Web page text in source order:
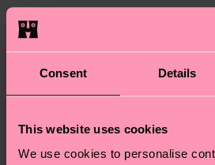
Consent Details
This website uses cookies
We use cookies to personalise
dass es sich hierbei um einen
und die genaue Lieferzeit von
deinem Land abhängt.
Du hast Fragen zu einer
am häufigsten gestellten
Ähnliche muster
Neuheit